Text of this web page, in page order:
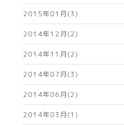
2015年01月(3)
2014年12月(2)
2014年11月(2)
2014年07月(3)
2014年06月(2)
2014年03月(1)